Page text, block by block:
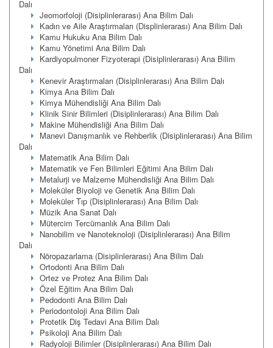
Dalı
Jeomorfoloji (Disiplinlerarası) Ana Bilim Dalı
Kadın ve Aile Araştırmaları (Displinlerarası) Ana Bilim Dalı
Kamu Hukuku Ana Bilim Dalı
Kamu Yönetimi Ana Bilim Dalı
Kardiyopulmoner Fizyoterapi (Disiplinlerarası) Ana Bilim
Dalı
Kenevir Araştırmaları (Disiplinlerarası) Ana Bilim Dalı
Kimya Ana Bilim Dalı
Kimya Mühendisliği Ana Bilim Dalı
Klinik Sinir Bilimleri (Disiplinlerarası) Ana Bilim Dalı
Makine Mühendisliği Ana Bilim Dalı
Manevi Danışmanlık ve Rehberlik (Disiplinlerarası) Ana Bilim
Dalı
Matematik Ana Bilim Dalı
Matematik ve Fen Bilimleri Eğitimi Ana Bilim Dalı
Metalurji ve Malzeme Mühendisliği Ana Bilim Dalı
Moleküler Biyoloji ve Genetik Ana Bilim Dalı
Moleküler Tıp (Disiplinlerarası) Ana Bilim Dalı
Müzik Ana Sanat Dalı
Mütercim Tercümanlık Ana Bilim Dalı
Nanobilim ve Nanoteknoloji (Disiplinlerarası) Ana Bilim
Dalı
Nöropazarlama (Disiplinlerarası) Ana Bilim Dalı
Ortodonti Ana Bilim Dalı
Ortez ve Protez Ana Bilim Dalı
Özel Eğitim Ana Bilim Dalı
Pedodonti Ana Bilim Dalı
Periodontoloji Ana Bilim Dalı
Protetik Diş Tedavi Ana Bilim Dalı
Psikoloji Ana Bilim Dalı
Radyoloji Bilimler (Disiplinlerarası) Ana Bilim Dalı